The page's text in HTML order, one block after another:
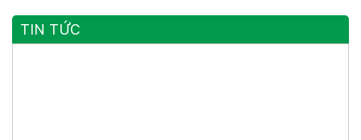
TIN TỨC